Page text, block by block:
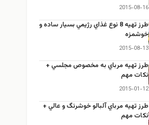
2015-08-16
طرز تهيه 8 نوع غذاي رژيمي بسيار ساده و
خوشمزه
2015-08-13
طرز تهيه مرباي به مخصوص مجلسي +
نكات مهم
2015-01-12
طرز تهيه مرباي آلبالو خوشرنگ و عالي +
نكات مهم